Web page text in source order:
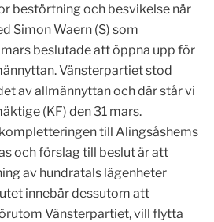
bestörtning och besvikelse när
Simon Waern (S) som
beslutade att öppna upp för
Vänsterpartiet stod
av allmännyttan och där står vi
(KF) den 31 mars.
till Alingsåshems
och förslag till beslut är att
av hundratals lägenheter
innebär dessutom att
Vänsterpartiet, vill flytta